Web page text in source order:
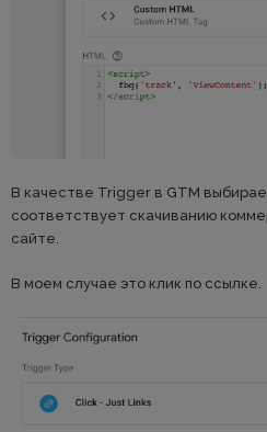
В качестве Trigger в GTM
соответствует скачиванию
сайте.
В моем случае это клик по ссылке.